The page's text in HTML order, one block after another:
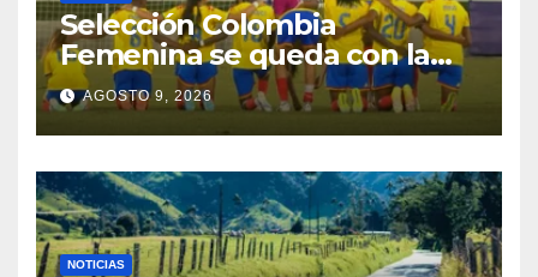
Selección Colombia
Femenina se queda con la
plata: dramática derrota ante
México en los Juegos
Centroamericanos y del
Caribe
AGOSTO 9, 2026
NOTICIAS